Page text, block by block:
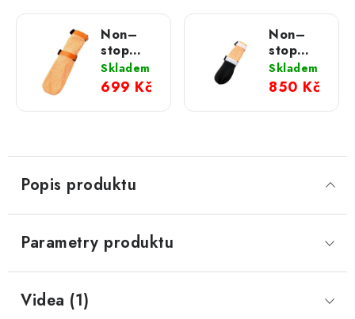
Non–
stop
dogwear
ponožky
Protector
light
Skladem
699 Kč
Non–
stop
dogwear
ochranné
botičky
Protector
Skladem
850 Kč
Popis produktu
Parametry produktu
Videa (1)